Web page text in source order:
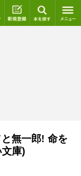
ログイン 新規登録
無一郎! 命を
庫)